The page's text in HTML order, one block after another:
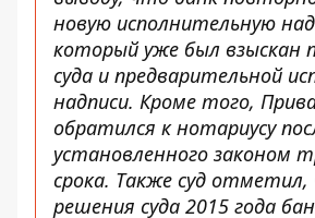
новую исполнительную
который уже был взыскан
суда и предварительной
надписи. Кроме того,
обратился к нотариусу
установленного законом
срока. Также суд отметил,
решения суда 2015 года